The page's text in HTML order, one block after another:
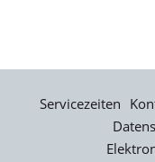
Servicezeiten